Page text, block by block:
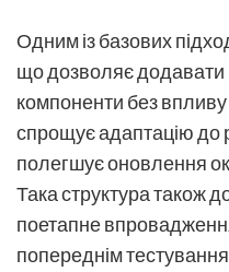
Одним із базових
що дозволяє додавати
компоненти без
спрощує адаптацію до
полегшує оновлення
Така структура також
поетапне
попереднім